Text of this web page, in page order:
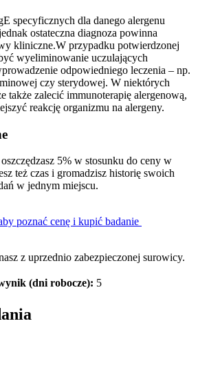
specyficznych dla danego alergenu
ostateczna diagnoza powinna
kliniczne.W przypadku potwierdzonej
wyeliminowanie uczulających
odpowiedniego leczenia – np.
czy sterydowej. W niektórych
także zalecić immunoterapię alergenową,
reakcję organizmu na alergeny.
5% w stosunku do ceny w
też czas i gromadzisz historię swoich
w jednym miejscu.
poznać cenę i kupić badanie
z uprzednio zabezpieczonej surowicy.
(dni robocze): 5